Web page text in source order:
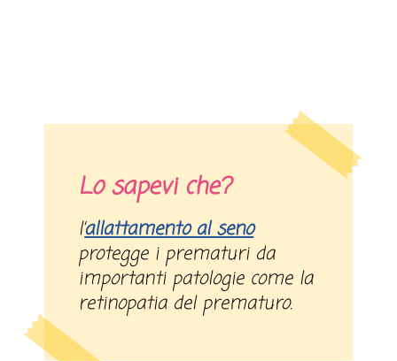
Lo sapevi che?
l’allattamento al seno
protegge i prematuri da
importanti patologie come la
retinopatia del prematuro.